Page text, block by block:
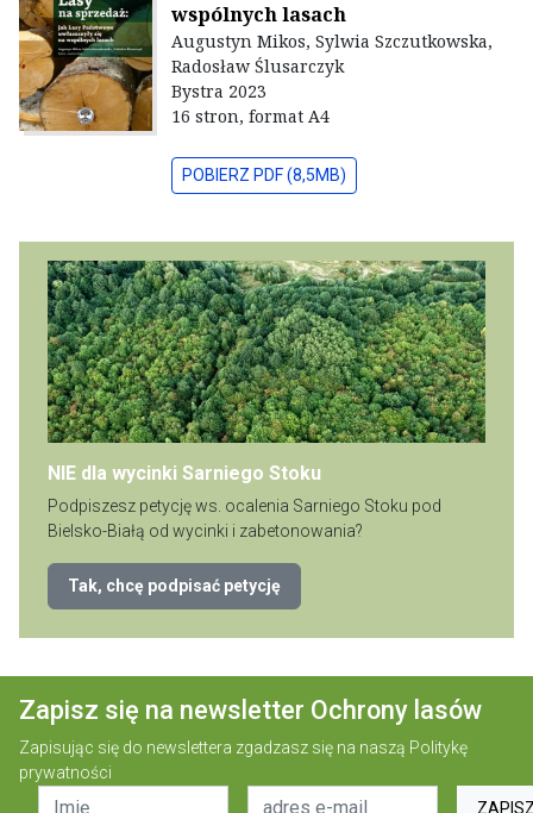
wspólnych lasach
Augustyn Mikos, Sylwia Szczutkowska,
Radosław Ślusarczyk
Bystra 2023
16 stron, format A4
POBIERZ PDF (8,5MB)
NIE dla wycinki Sarniego Stoku
Podpiszesz petycję ws. ocalenia Sarniego Stoku pod
Bielsko-Białą od wycinki i zabetonowania?
Tak, chcę podpisać petycję
Zapisz się na newsletter Ochrony lasów
Zapisując się do newslettera zgadzasz się na naszą Politykę
prywatności